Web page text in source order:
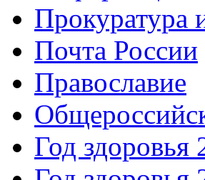
Прокуратура
Почта России
Православие
Год здоровья